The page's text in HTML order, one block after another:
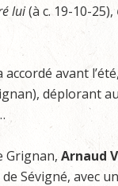
lui(à c. 19-10-25),
accordé avant
déplorant
Grignan, Arnaud
Sévigné, avec